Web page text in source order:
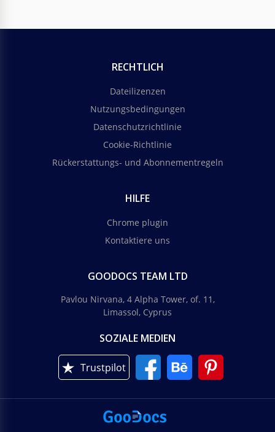
RECHTLICH
Dateilizenzen
Nutzungsbedingungen
Datenschutzrichtlinie
Cookie-Richtlinie
Rückerstattungs- und Abonnementregeln
HILFE
Chrome plugin
Kontaktiere uns
GOODOCS TEAM LTD
Pavlou Nirvana, 4 Alpha Tower, of. 11,
Limassol, Cyprus
SOZIALE MEDIEN
Trustpilot